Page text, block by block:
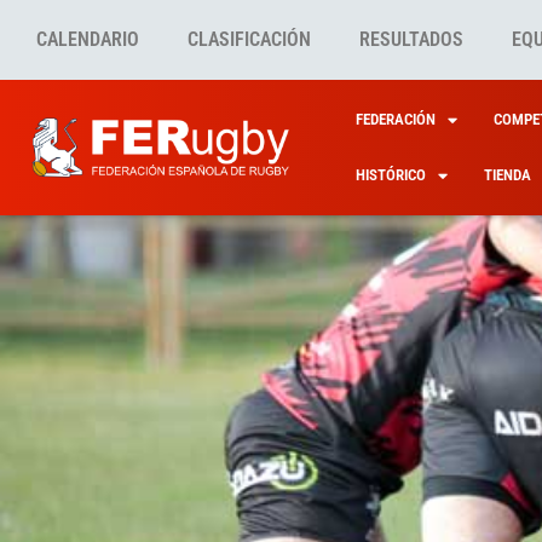
CALENDARIO CLASIFICACIÓN RESULTADOS
FEDERACIÓN
HISTÓRICO TIENDA